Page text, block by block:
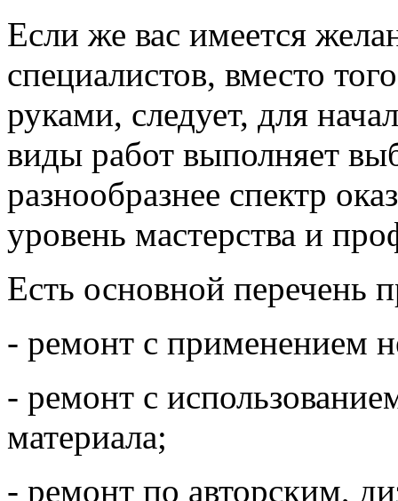
Если же вас имеется
специалистов, вместо
руками, следует, для
виды работ выполняет
разнообразнее спектр
уровень мастерства и
Есть основной перечень
- ремонт с применением
- ремонт с
материала;
- ремонт по авторским,